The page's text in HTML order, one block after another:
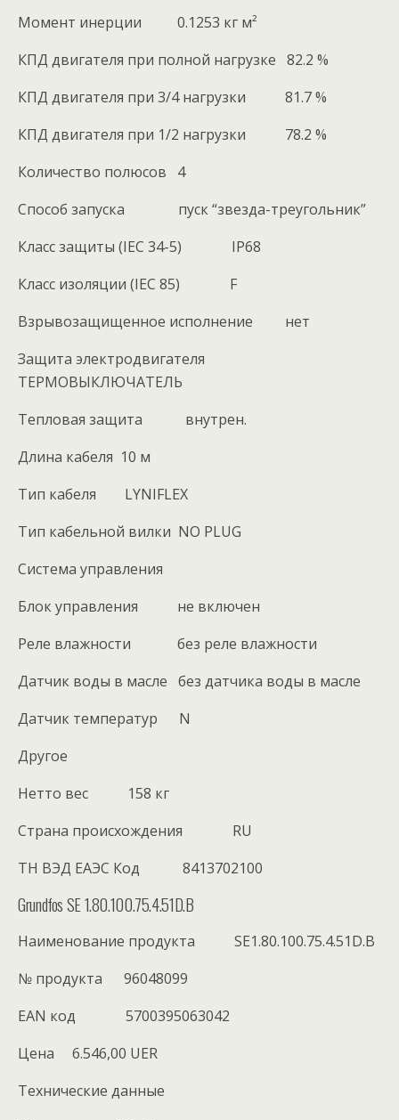
Момент инерции 0.1253 кг м²
КПД двигателя при полной нагрузке 82.2 %
КПД двигателя при 3/4 нагрузки 81.7 %
КПД двигателя при 1/2 нагрузки 78.2 %
Количество полюсов 4
Способ запуска пуск “звезда-треугольник”
Класс защиты (IEC 34-5) IP68
Класс изоляции (IEC 85) F
Взрывозащищенное исполнение нет
Защита электродвигателя
ТЕРМОВЫКЛЮЧАТЕЛЬ
Тепловая защита внутрен.
Длина кабеля 10 м
Тип кабеля LYNIFLEX
Тип кабельной вилки NO PLUG
Система управления
Блок управления не включен
Реле влажности без реле влажности
Датчик воды в масле без датчика воды в масле
Датчик температур N
Другое
Нетто вес 158 кг
Cтрана происхождения RU
ТН ВЭД ЕАЭС Код 8413702100
Grundfos SE 1.80.100.75.4.51D.B
Наименование продукта SE1.80.100.75.4.51D.B
№ продукта 96048099
EAN код 5700395063042
Цена 6.546,00 UER
Технические данные